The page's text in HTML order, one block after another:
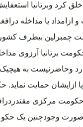
کرد وبرتانیا
یا مداخله
چمبرلین بیطرف
برتانیا آرزوی
وحاضرنیست به
ازایشان حمایت نماید.
مرکزی
وجودچنین یک